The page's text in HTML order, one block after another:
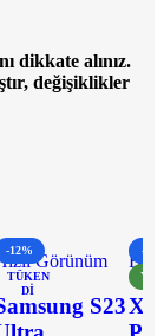
dikkate alınız.
değişiklikler
-12%
TÜKEN
DI
Görünüm
S23
-8%